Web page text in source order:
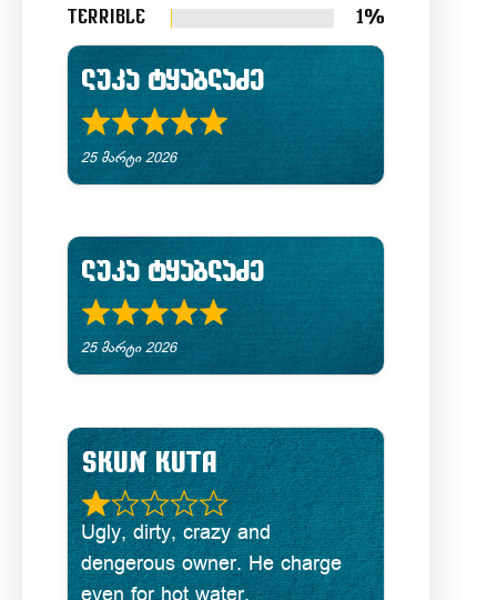
Terrible
1%
ლუკა ტყაბლაძე
R
a
e
d
5
0
o
u
t
o
25 მარტი 2026
ლუკა ტყაბლაძე
R
a
e
d
5
.
25 მარტი 2026
Skun Kuta
R
a
Ugly, dirty, crazy and
dengerous owner. He charge